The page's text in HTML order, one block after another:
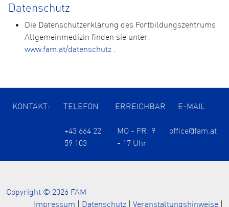
Datenschutz
Die Datenschutzerklärung des Fortbildungszentrums
Allgemeinmedizin finden sie unter:
www.fam.at/datenschutz .
KONTAKT: TELEFON ERREICHBAR E-MAIL
+43 664 22
59 103
MO - FR: 9
- 17 Uhr
office@fam.at
Copyright © 2026 FAM
Impressum
Datenschutz Veranstaltungshinweise